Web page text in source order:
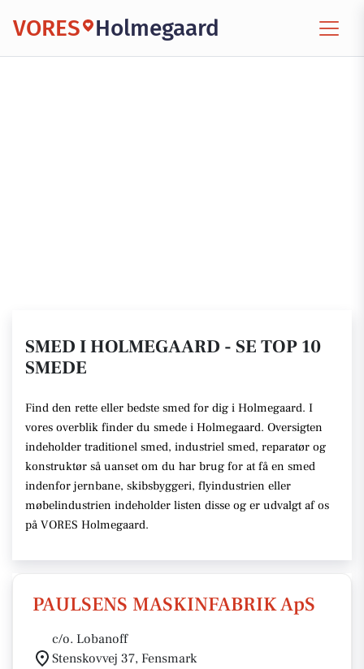
VORES Holmegaard
SMED I HOLMEGAARD - SE TOP 10
SMEDE
Find den rette eller bedste smed for dig i Holmegaard. I
vores overblik finder du smede i Holmegaard. Oversigten
indeholder traditionel smed, industriel smed, reparatør og
konstruktør så uanset om du har brug for at få en smed
indenfor jernbane, skibsbyggeri, flyindustrien eller
møbelindustrien indeholder listen disse og er udvalgt af os
på VORES Holmegaard.
PAULSENS MASKINFABRIK ApS
c/o. Lobanoff
Stenskovvej 37, Fensmark